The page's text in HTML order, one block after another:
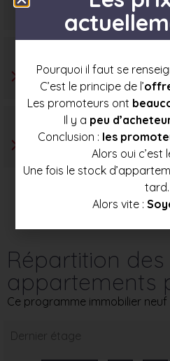
350 000 € 377
Répartition des
appartements
Ce programme immobilier
Dernier étage
Pourquoi il faut se
C’est le principe de l’
Les promoteurs ont
Il y a peu
Conclusion : les
Alors oui c’est
Une fois le stock
tard.
Alors vite :